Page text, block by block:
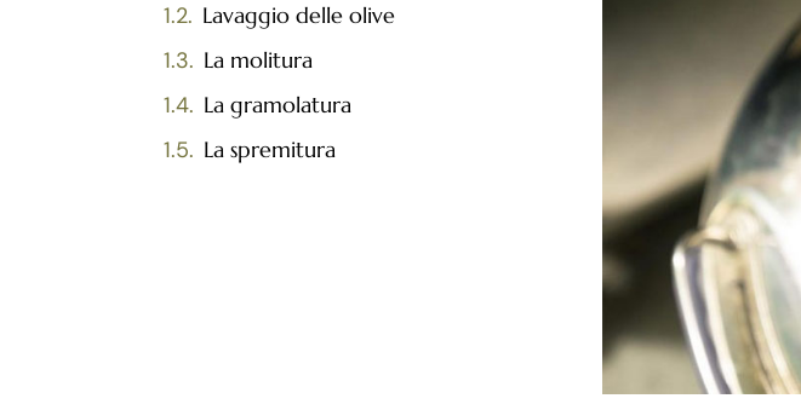
Lavaggio delle olive
La molitura
La gramolatura
La spremitura